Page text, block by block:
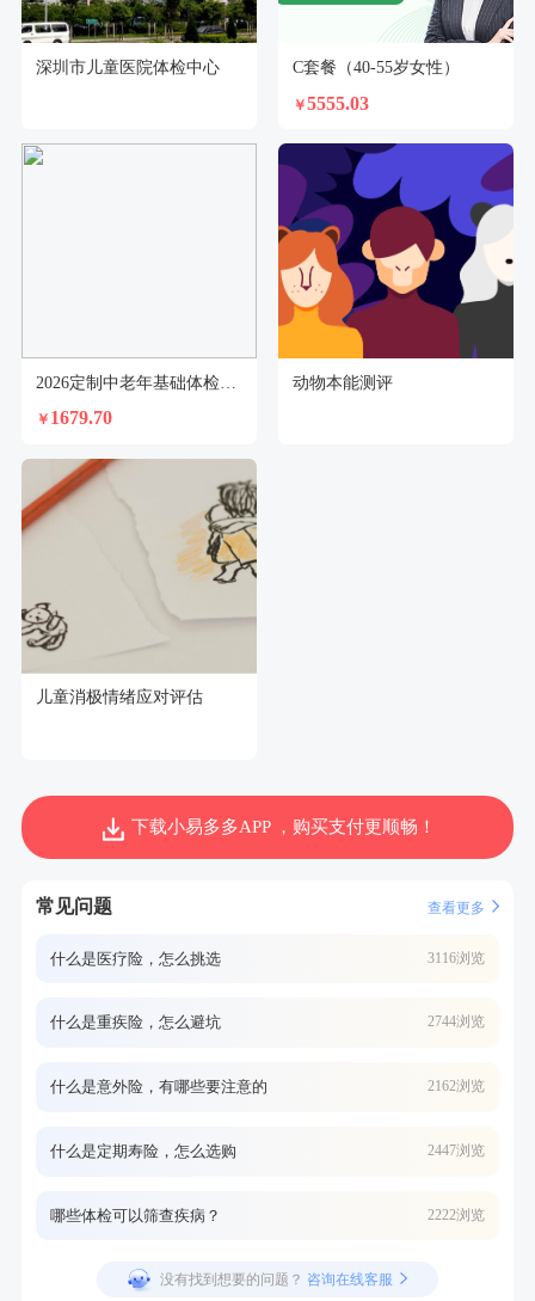
深圳市儿童医院体检中心 C套餐（40-55岁女性）
￥5555.03
￥ 1679.70
动物本能测评
儿童消极情绪应对评估
下载小易多多APP ，购买支付更顺畅！
常见问题 查看更多
什么是医疗险，怎么挑选 3116浏览
什么是重疾险，怎么避坑 2744浏览
什么是意外险，有哪些要注意的 2162浏览
什么是定期寿险，怎么选购 2447浏览
哪些体检可以筛查疾病？ 2222浏览
没有找到想要的问题？ 咨询在线客服